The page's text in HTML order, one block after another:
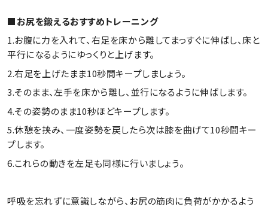
■お尻を鍛えるおすすめトレーニング
1.お腹に力を入れて、右足を床から離してまっすぐに伸ばし、床と
平行になるようにゆっくりと上げます。
2.右足を上げたまま10秒間キープしましょう。
3.そのまま、左手を床から離し、並行になるように伸ばします。
4.その姿勢のまま10秒ほどキープします。
5.休憩を挟み、一度姿勢を戻したら次は膝を曲げて10秒間キー
プします。
6.これらの動きを左足も同様に行いましょう。
呼吸を忘れずに意識しながら、お尻の筋肉に負荷がかかるよう